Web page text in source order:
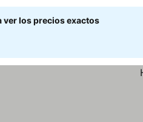
ver los precios exactos